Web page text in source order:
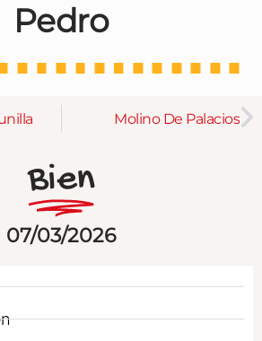
Pedro
Molino De Palacios
Bien
07/03/2026